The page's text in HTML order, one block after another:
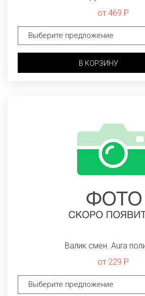
от 469 Р
В КОРЗИНУ
Валик смен. Aura
от 229 Р